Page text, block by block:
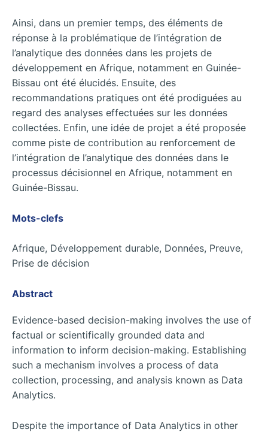
Ainsi, dans un premier temps, des éléments de
réponse à la problématique de l’intégration de
l’analytique des données dans les projets de
développement en Afrique, notamment en Guinée-
Bissau ont été élucidés. Ensuite, des
recommandations pratiques ont été prodiguées au
regard des analyses effectuées sur les données
collectées. Enfin, une idée de projet a été proposée
comme piste de contribution au renforcement de
l’intégration de l’analytique des données dans le
processus décisionnel en Afrique, notamment en
Guinée-Bissau.
Mots-clefs
Afrique, Développement durable, Données, Preuve,
Prise de décision
Abstract
Evidence-based decision-making involves the use of
factual or scientifically grounded data and
information to inform decision-making. Establishing
such a mechanism involves a process of data
collection, processing, and analysis known as Data
Analytics.
Despite the importance of Data Analytics in other